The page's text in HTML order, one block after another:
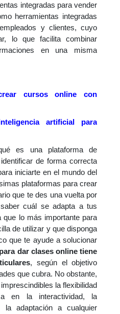
integradas para vender
herramientas integradas
y clientes, cuyo
lo que facilita combinar
en una misma
cursos online con
artificial para
es una plataforma de
de forma correcta
iniciarte en el mundo del
plataformas para crear
que te des una vuelta por
cuál se adapta a tus
que lo más importante para
de utilizar y que disponga
que te ayude a solucionar
dar clases online tiene
, según el objetivo
que cubra. No obstante,
la flexibilidad
en la interactividad, la
la adaptación a cualquier